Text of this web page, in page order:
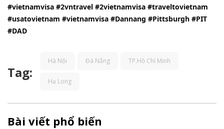
#vietnamvisa #2vntravel #2vietnamvisa #traveltovietnam
#usatovietnam #vietnamvisa #Dannang #Pittsburgh #PIT
#DAD
Tag:
Hà Nội Đà Nẵng TP.Hồ Chí Minh
Hạ Long
Bài viết phổ biến